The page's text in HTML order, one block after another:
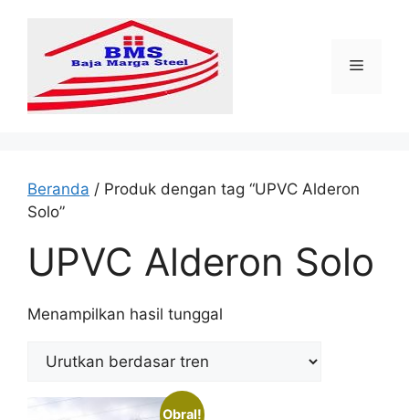
Menu
Beranda / Produk dengan tag “UPVC Alderon
Solo”
UPVC Alderon Solo
Menampilkan hasil tunggal
Obral!